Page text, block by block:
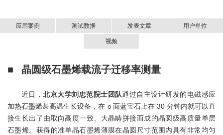
应用案例 测试数据 发表文章 用户单位
视频
■ 晶圆级石墨烯载流子迁移率测量
近日，北京大学刘忠范院士团队通过自主设计研发的电磁感应
加热石墨烯甚高温生长设备，在 c 面蓝宝石上在 30 分钟内就可以直
接生长出了由取向高度一致、大晶畴拼接而成的晶圆级高质量单层
石墨烯。获得的准单晶石墨烯薄膜在晶圆尺寸范围内具有非常均匀
1. 10x10mm CVD制备的石墨烯在不同分辨率下的
重要客户 ONYX系统介绍